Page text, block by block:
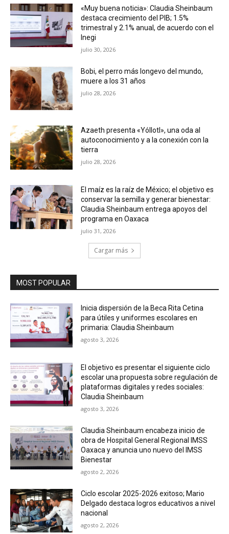
«Muy buena noticia»: Claudia Sheinbaum
destaca crecimiento del PIB; 1.5%
trimestral y 2.1% anual, de acuerdo con el
Inegi
julio 30, 2026
Bobi, el perro más longevo del mundo,
muere a los 31 años
julio 28, 2026
Azaeth presenta «Yóllotl», una oda al
autoconocimiento y a la conexión con la
tierra
julio 28, 2026
El maíz es la raíz de México; el objetivo es
conservar la semilla y generar bienestar:
Claudia Sheinbaum entrega apoyos del
programa en Oaxaca
julio 31, 2026
Cargar más
MOST POPULAR
Inicia dispersión de la Beca Rita Cetina
para útiles y uniformes escolares en
primaria: Claudia Sheinbaum
agosto 3, 2026
El objetivo es presentar el siguiente ciclo
escolar una propuesta sobre regulación de
plataformas digitales y redes sociales:
Claudia Sheinbaum
agosto 3, 2026
Claudia Sheinbaum encabeza inicio de
obra de Hospital General Regional IMSS
Oaxaca y anuncia uno nuevo del IMSS
Bienestar
agosto 2, 2026
Ciclo escolar 2025-2026 exitoso; Mario
Delgado destaca logros educativos a nivel
nacional
agosto 2, 2026